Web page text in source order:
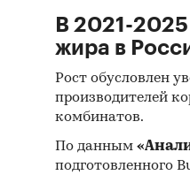
В 2021-
жира в
Рост обусловлен
производителей
комбинатов.
По данным
подготовленного